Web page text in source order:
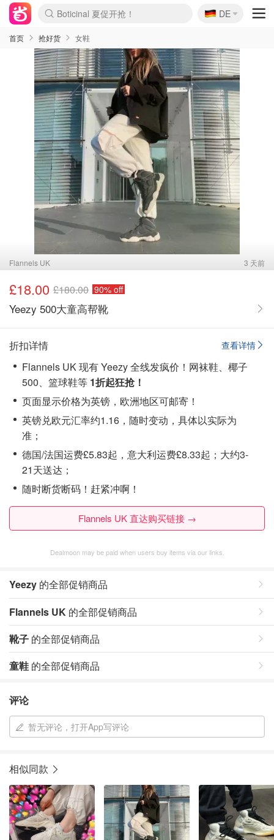
Boticinal 夏促开抢！
4折！lulu周四疯狂上新
还没结束！&OtherStories大促
Joybuy变相75折 随时失效
速领！Stanley独家85折
疑似霸哥！Camper额外叠85折
Zalando 奥莱闪促！每日更新
Moncler反季囤！5折起+叠9折
Coach Brooklyn仅€192
🇩🇪
DE
首页 抢好货 女鞋
Flannels UK 3 天前
£18.00 £180.00 90% off
Yeezy 500大童高帮靴
查看详情
折扣详情
Flannels UK 现有 Yeezy 全线发疯价！网袜鞋、椰子
500、篮球鞋等 1折起狂抢！
页面显示价格为英镑，欧洲地区可邮寄！
英镑兑欧元汇率约1.16，随时变动，具体以实际为
准；
德国/法国运费£5.83起，意大利运费£8.33起；大约3-
21天送达；
随时断货断码！赶紧冲啊！
Flannels UK 直达购买链接 →
Dealmoon may be paid when users buy items via our links.
Yeezy 的全部促销商品
Flannels UK 的全部促销商品
靴子 的全部促销商品
童鞋 的全部促销商品
评论
暂无评论，打开App写评论
相似同款